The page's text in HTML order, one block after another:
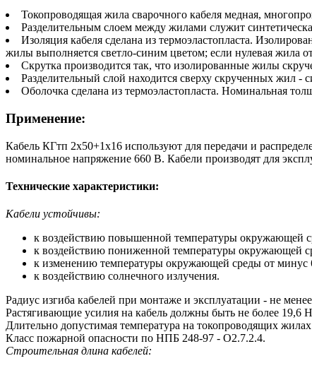
Токопроводящая жила сварочного кабеля медная,
Разделительным слоем между жилами служит
Изоляция кабеля сделана из термоэластопласта.
жилы выполняется светло-синим цветом; если нулевая жила
Скрутка производится так, что изолированные жилы
Разделительный слой находится сверху скрученных жил -
Оболочка сделана из термоэластопласта. Номинальная
Применение:
Кабель КГтп 2х50+1х16 используют для передачи и
номинальное напряжение 660 В. Кабели производят для
Технические характеристики:
Кабели устойчивы:
к воздействию повышенной температуры окружающей
к воздействию пониженной температуры окружающей
к изменению температуры окружающей среды от минус
к воздействию солнечного излучения.
Радиус изгиба кабелей при монтаже и эксплуатации - не
Растягивающие усилия на кабель должны быть не более 19,6
Длительно допустимая температура на токопроводящих
Класс пожарной опасности по НПБ 248-97 - О2.7.2.4.
Строительная длина кабелей: